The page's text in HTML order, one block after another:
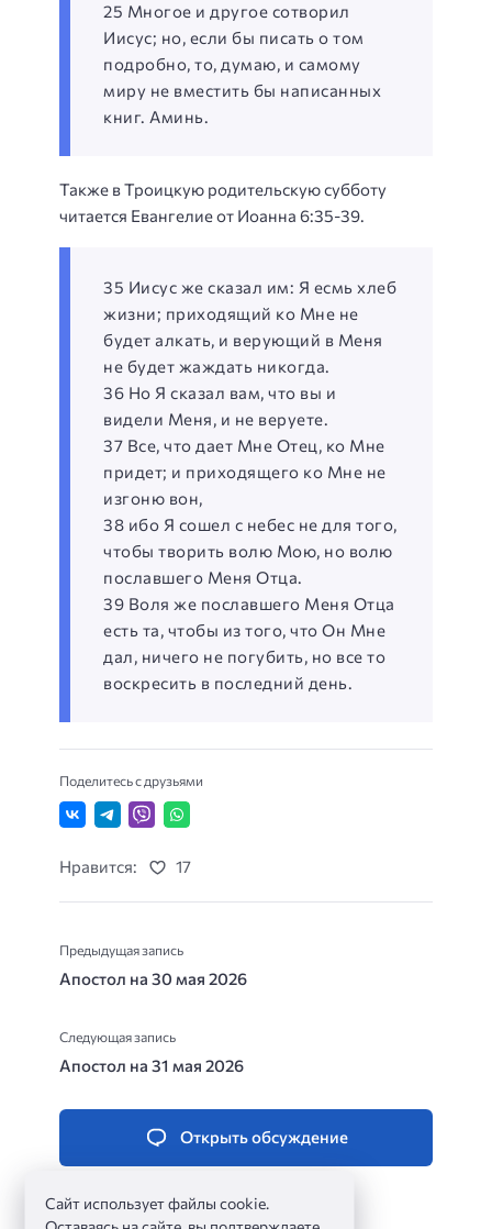
25 Многое и другое сотворил
Иисус; но, если бы писать о том
подробно, то, думаю, и самому
миру не вместить бы написанных
книг. Аминь.
Также в Троицкую родительскую субботу
читается Евангелие от Иоанна 6:35-39.
35 Иисус же сказал им: Я есмь хлеб
жизни; приходящий ко Мне не
будет алкать, и верующий в Меня
не будет жаждать никогда.
36 Но Я сказал вам, что вы и
видели Меня, и не веруете.
37 Все, что дает Мне Отец, ко Мне
придет; и приходящего ко Мне не
изгоню вон,
38 ибо Я сошел с небес не для того,
чтобы творить волю Мою, но волю
пославшего Меня Отца.
39 Воля же пославшего Меня Отца
есть та, чтобы из того, что Он Мне
дал, ничего не погубить, но все то
воскресить в последний день.
Поделитесь с друзьями
Нравится: 17
Предыдущая запись
Апостол на 30 мая 2026
Следующая запись
Апостол на 31 мая 2026
Открыть обсуждение
Сайт использует файлы cookie.